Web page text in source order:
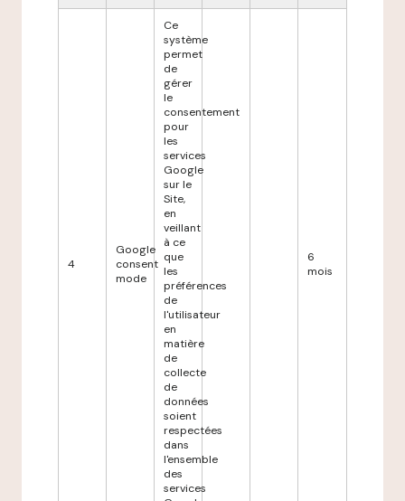
4
Google
consent
mode
Ce
système
permet
de
gérer
le
consentement
pour
les
services
Google
sur le
Site,
en
veillant
à ce
que
les
préférences
de
l'utilisateur
en
matière
de
collecte
de
données
soient
respectées
dans
l'ensemble
des
services
6
mois